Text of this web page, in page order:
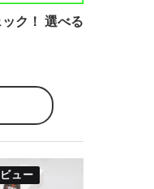
ク！ 選べる
ュー